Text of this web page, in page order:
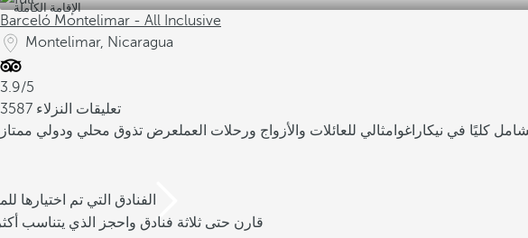
الإقامة الكاملة
Barceló Montelimar - All Inclusive
Montelimar, Nicaragua
3.9/5
3587 تعليقات النزلاء
كليًا في نيكاراغوا مثالي للعائلات والأزواج ورحلات العملعرض تذوق محلي ودولي ممتاز
/3 الفنادق التي تم اختيارها
قارن حتى ثلاثة فنادق واحجز الذي يتناسب